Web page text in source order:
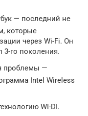
— последний не
которые
через Wi-Fi. Он
3-го поколения.
проблемы —
Intel Wireless
WI-DI.